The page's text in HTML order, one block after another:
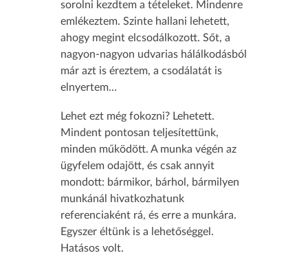
sorolni kezdtem a tételeket. Mindenre
emlékeztem. Szinte hallani lehetett,
ahogy megint elcsodálkozott. Sőt, a
nagyon-nagyon udvarias hálálkodásból
már azt is éreztem, a csodálatát is
elnyertem…
Lehet ezt még fokozni? Lehetett.
Mindent pontosan teljesítettünk,
minden működött. A munka végén az
ügyfelem odajött, és csak annyit
mondott: bármikor, bárhol, bármilyen
munkánál hivatkozhatunk
referenciaként rá, és erre a munkára.
Egyszer éltünk is a lehetőséggel.
Hatásos volt.